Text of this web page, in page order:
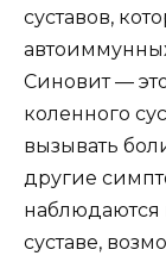
суставов,
Синовит —
коленного
вызывать
другие
суставе,